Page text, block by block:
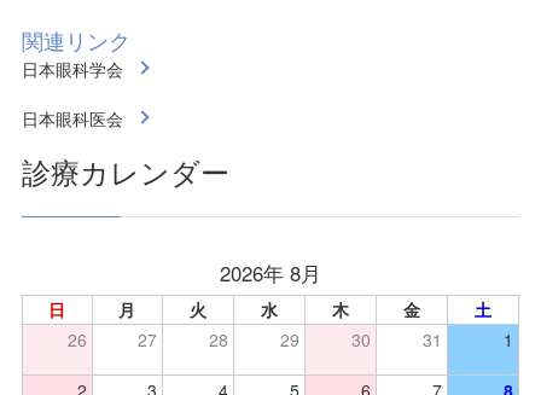
関連リンク
日本眼科学会
日本眼科医会
診療カレンダー
2026年 8月
日 月 火 水 木 金
土
26
27 28 29 30 31 1
2 3 4 5 6 7 8